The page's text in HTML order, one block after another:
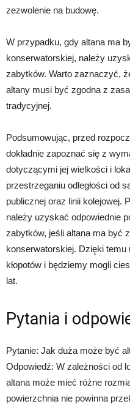
zezwolenie na budowę.
W przypadku, gdy altana ma
konserwatorskiej, należy
zabytków. Warto zaznaczyć,
altany musi być zgodna z
tradycyjnej.
Podsumowując, przed
dokładnie zapoznać się z
dotyczącymi jej wielkości i
przestrzeganiu odległości od
publicznej oraz linii kolejowej.
należy uzyskać odpowiednie
zabytków, jeśli altana ma być
konserwatorskiej. Dzięki
kłopotów i będziemy mogli
lat.
Pytania i
Pytanie: Jak duża może być
Odpowiedź: W zależności od
altana może mieć różne
powierzchnia nie powinna